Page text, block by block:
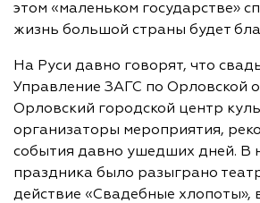
этом «маленьком государстве»
жизнь большой страны будет
На Руси давно говорят, что
Управление ЗАГС по Орловской
Орловский городской центр
организаторы мероприятия,
события давно ушедших дней. В
праздника было разыграно
действие «Свадебные хлопоты»,